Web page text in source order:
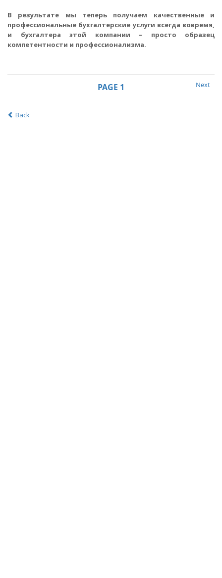
В результате мы теперь получаем качественные и
профессиональные бухгалтерские услуги всегда вовремя,
и бухгалтера этой компании – просто образец
компетентности и профессионализма.
PAGE 1 Next
Back